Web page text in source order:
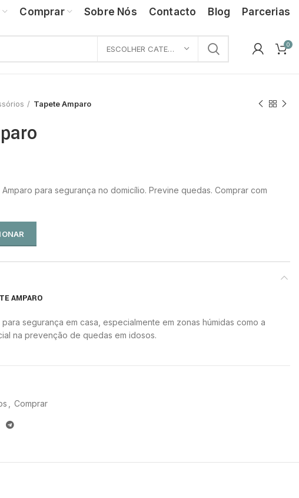
Comprar Sobre Nós Contacto Blog Parcerias
ESCOLHER CATEGORIA 0
Tapete Amparo
para segurança no domicílio. Previne quedas. Comprar com
AMPARO
segurança em casa, especialmente em zonas húmidas como a
na prevenção de quedas em idosos.
Comprar